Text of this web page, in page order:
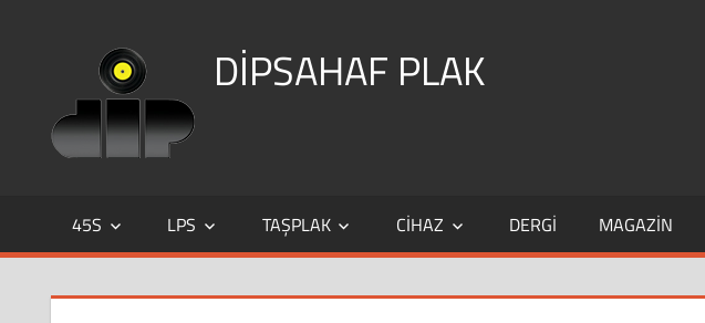
DİPSAHAF PLAK
DİPSAHAF
45S LPS TAŞPLAK CIHAZ DERGI MAGAZIN